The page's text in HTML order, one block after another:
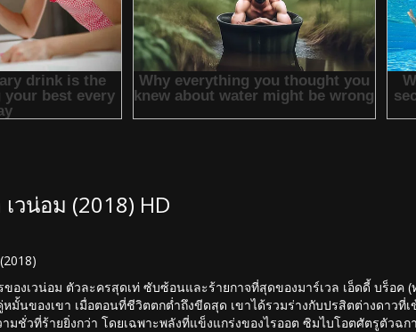
วน่อม (2018) HD
ของเวน่อม ตัวละครสุดเท่ ซับซ้อนและร้ายกาจที่สุดของมาร์เวล เอ็ดดี้ บร็อ
หมั้นของเขา เมื่อตอนที่ชีวิตตกต่ำถึงขีดสุด เขาได้รวมร่างกับปรสิตต่างดาวที่
มชั่วที่ร้ายยิ่งกว่า โดยเฉพาะพลังที่แข็งแกร่งของไรออต ซิมไบโอตศัตรูตัวฉก